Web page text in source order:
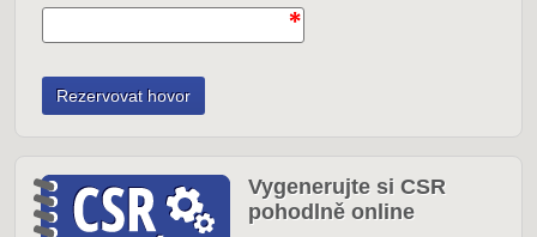
Vygenerujte si CSR
pohodlně online